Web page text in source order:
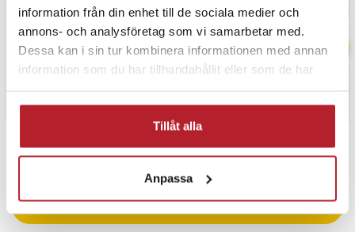
information från din enhet till de sociala medier och
annons- och analysföretag som vi samarbetar med.
Dessa kan i sin tur kombinera informationen med annan
information som du har tillhandahållit eller som de har
Tillåt alla
Anpassa
PRISGARANTI
UTFÖRSÄLJNING